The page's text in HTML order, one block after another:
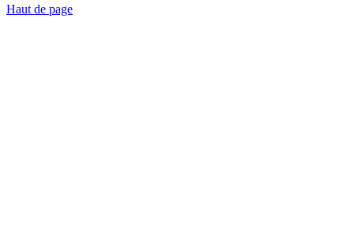
Haut de page